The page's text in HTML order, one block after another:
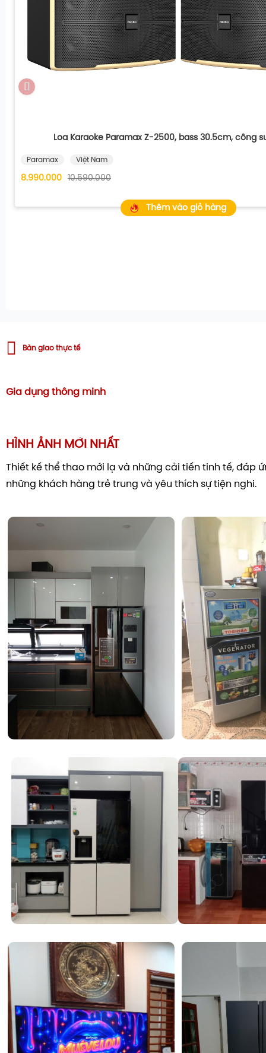
Loa Karaoke Paramax Z-2500, bass 30.5cm, công
Paramax Việt Nam
8.990.000 10.590.000
Thêm vào giỏ hàng
Bàn giao thực tế
Gia dụng thông minh
HÌNH ẢNH MỚI NHẤT
Thiết kế thể thao mới lạ và những cải tiến tinh tế, đáp
những khách hàng trẻ trung và yêu thích sự tiện nghi.